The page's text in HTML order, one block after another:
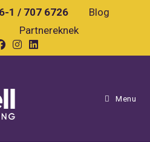
1 / 707 6726
Blog
Partnereknek
Menu